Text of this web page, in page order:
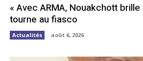
« Avec ARMA, Nouakchott
tourne au fiasco
Actualités août 6, 2026